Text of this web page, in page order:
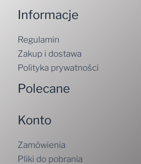
Informacje
Regulamin
Zakup i dostawa
Polityka prywatności
Polecane
Konto
Zamówienia
Pliki do pobrania